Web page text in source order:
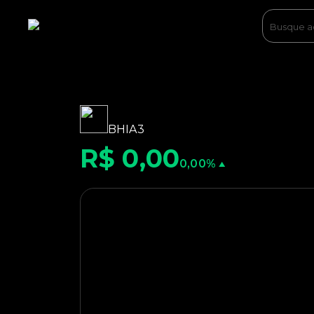
BHIA3
R$ 0,000,00%